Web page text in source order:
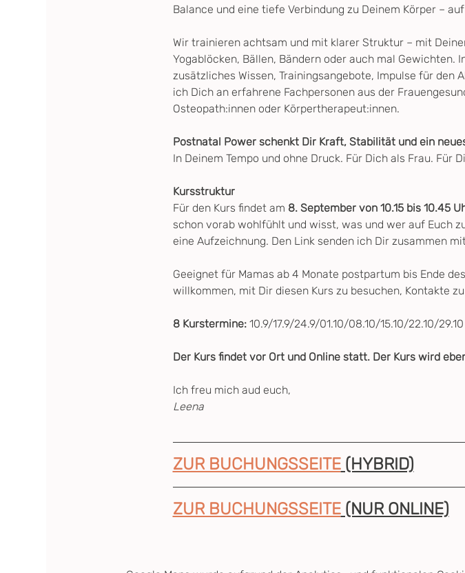
Balance und eine tiefe Verbindung zu Deinem Körper –
Wir trainieren achtsam und mit klarer Struktur – mit
Yogablöcken, Bällen, Bändern oder auch mal Gewichten.
zusätzliches Wissen, Trainingsangebote, Impulse für den
ich Dich an erfahrene Fachpersonen aus der
Osteopath:innen oder Körpertherapeut:innen.
Postnatal Power schenkt Dir Kraft, Stabilität und ein
In Deinem Tempo und ohne Druck. Für Dich als Frau. Für
Kursstruktur
Für den Kurs findet am 8. September von 10.15 bis 10.45
schon vorab wohlfühlt und wisst, was und wer auf Euch
eine Aufzeichnung. Den Link senden ich Dir zusammen
Geeignet für Mamas ab 4 Monate postpartum bis Ende
willkommen, mit Dir diesen Kurs zu besuchen, Kontakte
8 Kurstermine: 10.9/17.9/24.9/01.10/08.10/15.10/22.10/29.10
Der Kurs findet vor Ort und Online statt. Der Kurs wird
Ich freu mich aud euch,
Leena
ZUR BUCHUNGSSEITE (HYBRID)
ZUR BUCHUNGSSEITE (NUR ONLINE)